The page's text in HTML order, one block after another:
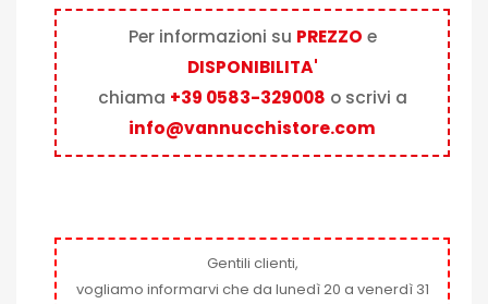
Per informazioni su PREZZO e
DISPONIBILITA'
chiama +39 0583-329008 o scrivi a
info@vannucchistore.com
Gentili clienti,
vogliamo informarvi che da lunedì 20 a venerdì 31